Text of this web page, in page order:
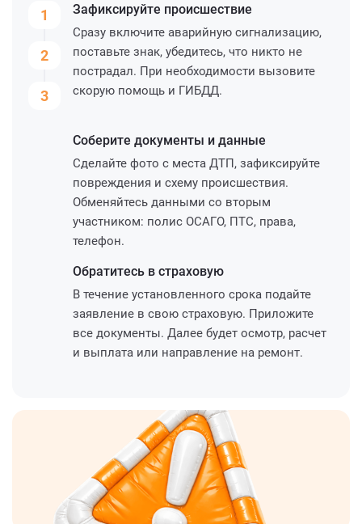
1
2
3
Зафиксируйте происшествие
Сразу включите аварийную сигнализацию,
поставьте знак, убедитесь, что никто не
пострадал. При необходимости вызовите
скорую помощь и ГИБДД.
Соберите документы и данные
Сделайте фото с места ДТП, зафиксируйте
повреждения и схему происшествия.
Обменяйтесь данными со вторым
участником: полис ОСАГО, ПТС, права,
телефон.
Обратитесь в страховую
В течение установленного срока подайте
заявление в свою страховую. Приложите
все документы. Далее будет осмотр, расчет
и выплата или направление на ремонт.